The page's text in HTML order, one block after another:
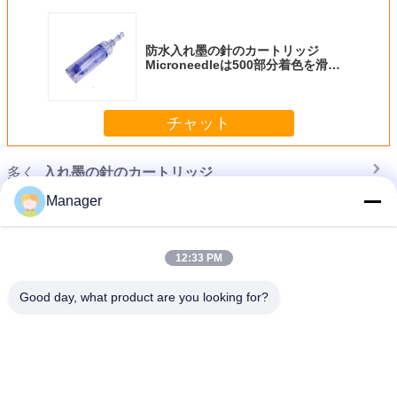
防水入れ墨の針のカートリッジ
Microneedleは500部分着色を滑ら
チャット
多く 入れ墨の針のカートリッジ
Manager
12:33 PM
Good day, what product are you looking for?